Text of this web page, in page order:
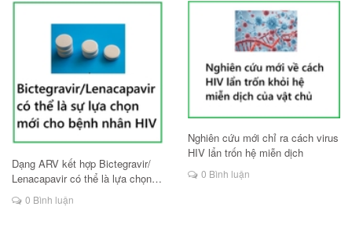
Dạng ARV kết hợp Bictegravir/
Lenacapavir có thể là lựa chọn
mới cho người HIV
0 Bình luận
Nghiên cứu mới chỉ ra cách virus
HIV lẩn trốn hệ miễn dịch
0 Bình luận